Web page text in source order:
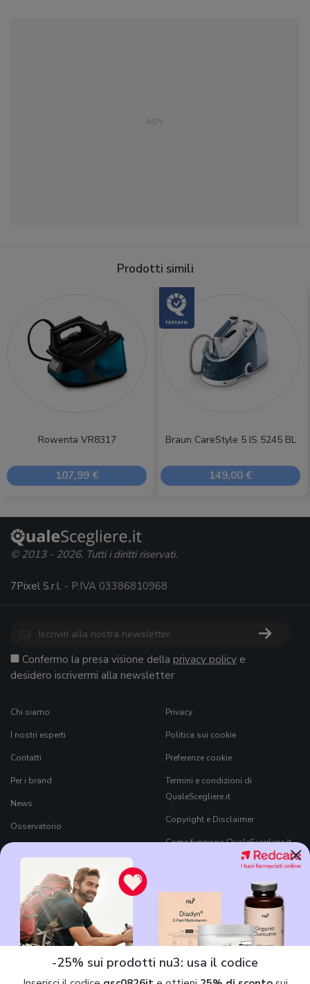
Prodotti simili
Rowenta VR8317
107,99 €
Braun CareStyle 5 IS 5245 BL
149,00 €
×
-25% sui prodotti nu3: usa il codice
© 2013 - 2026. Tutti i diritti riservati.
7Pixel S.r.l. - P.IVA 03386810968
Confermo la presa visione della privacy policy e
desidero iscrivermi alla newsletter
Chi siamo
I nostri esperti
Contatti
Per i brand
News
Osservatorio
Black Friday 2026
Privacy
Politica sui cookie
Preferenze cookie
Termini e condizioni di
QualeScegliere.it
Copyright e Disclaimer
Come funziona QualeScegliere.it